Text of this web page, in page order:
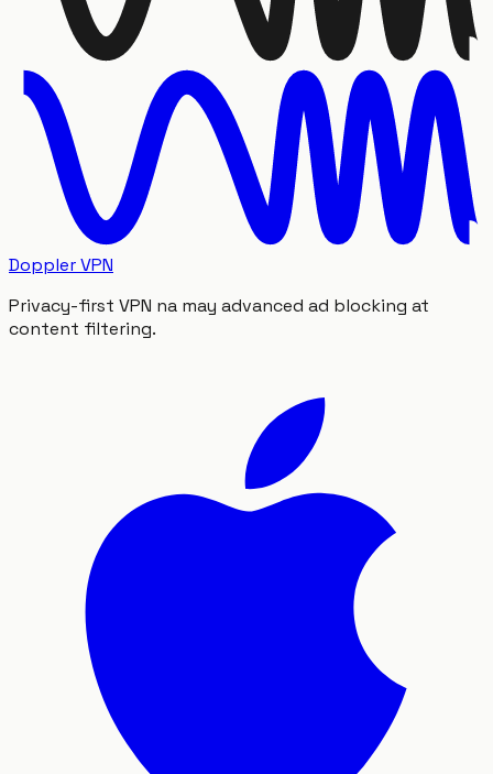
Doppler VPN
Privacy-first VPN na may advanced ad blocking at
content filtering.